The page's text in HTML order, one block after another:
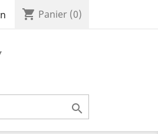
shopping_cart Panier (0)
